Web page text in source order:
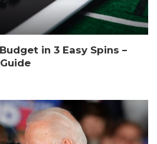
in 3 Easy Spins –